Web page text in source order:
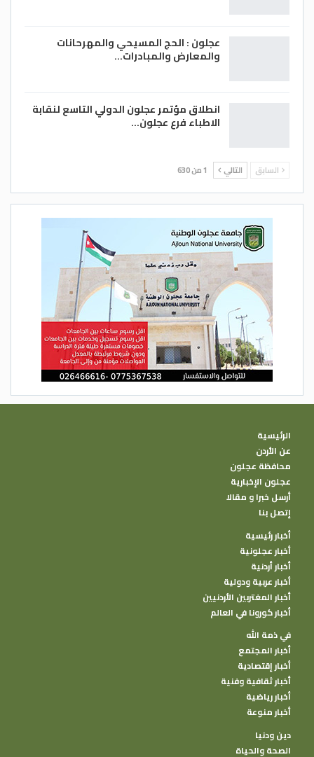
عجلون : الحج المسيحي والمهرحانات
والمعارض والمبادرات…
انطلاق مؤتمر عجلون الدولي التاسع لنقابة
الاطباء فرع عجلون…
السابق التالي 1 من 630
الرئيسية
عن الأردن
محافظة عجلون
عجلون الإخبارية
أرسل خبرا و مقالا
إتصل بنا
أخبار رئيسية
أخبار عجلونية
أخبار أردنية
أخبار عربية ودولية
أخبار المغتربين الأردنيين
أخبار كورونا في العالم
في ذمة الله
أخبار المجتمع
أخبار إقتصادية
أخبار ثقافية وفنية
أخبار رياضية
أخبار منوعة
دين ودنيا
الصحة والحياة